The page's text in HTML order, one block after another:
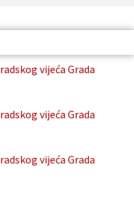
vijeća Grada
vijeća Grada
vijeća Grada